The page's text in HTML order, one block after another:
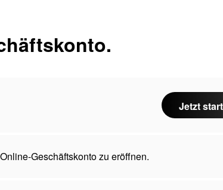
Jetzt
Geschäftskonto zu eröffnen.